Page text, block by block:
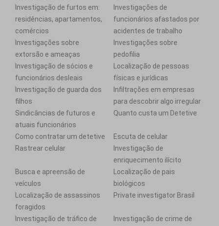
Investigação de furtos em:
residências, apartamentos,
comércios
Investigações de
funcionários afastados por
acidentes de trabalho
Investigações sobre
extorsão e ameaças
Investigações sobre
pedofilia
Investigação de sócios e
funcionários desleais
Localização de pessoas
físicas e jurídicas
Investigação de guarda dos
filhos
Infiltrações em empresas
para descobrir algo irregular
Sindicâncias de futuros e
atuais funcionários
Quanto custa um Detetive
Como contratar um detetive
Escuta de celular
Rastrear celular
Investigação de
enriquecimento ilícito
Busca e apreensão de
veículos
Localização de pais
biológicos
Localização de assassinos
foragidos
Private investigator Brasil
Investigação de tráfico de
Investigação de crime de